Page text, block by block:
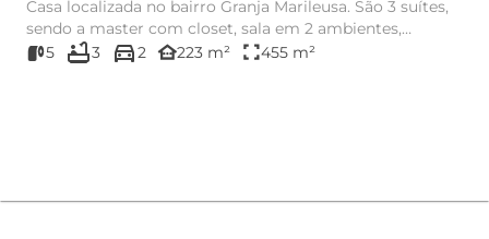
Casa localizada no bairro Granja Marileusa. São 3 suítes,
sendo a master com closet, sala em 2 ambientes,
cozinha, esc...
5 bathtub3 directions_car2 other_houses223 m² fullscreen455 m²